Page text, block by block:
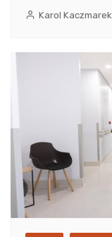
Karol Kaczmarek